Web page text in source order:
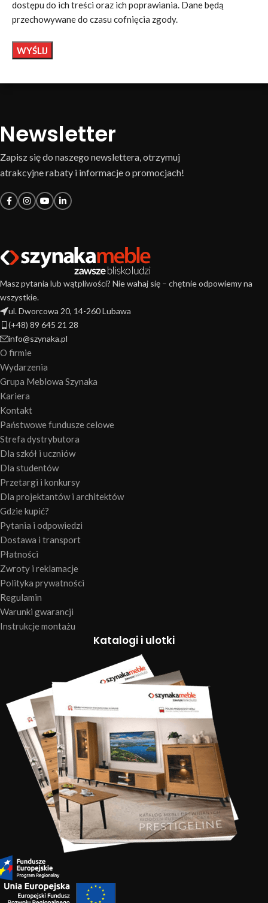
dostępu do ich treści oraz ich poprawiania. Dane będą
przechowywane do czasu cofnięcia zgody.
Newsletter
Zapisz się do naszego newslettera, otrzymuj
atrakcyjne rabaty i informacje o promocjach!
Masz pytania lub wątpliwości? Nie wahaj się – chętnie odpowiemy na
wszystkie.
ul. Dworcowa 20, 14-260 Lubawa
(+48) 89 645 21 28
info@szynaka.pl
O firmie
Wydarzenia
Grupa Meblowa Szynaka
Kariera
Kontakt
Państwowe fundusze celowe
Strefa dystrybutora
Dla szkół i uczniów
Dla studentów
Przetargi i konkursy
Dla projektantów i architektów
Gdzie kupić?
Pytania i odpowiedzi
Dostawa i transport
Płatności
Zwroty i reklamacje
Polityka prywatności
Regulamin
Warunki gwarancji
Instrukcje montażu
Katalogi i ulotki